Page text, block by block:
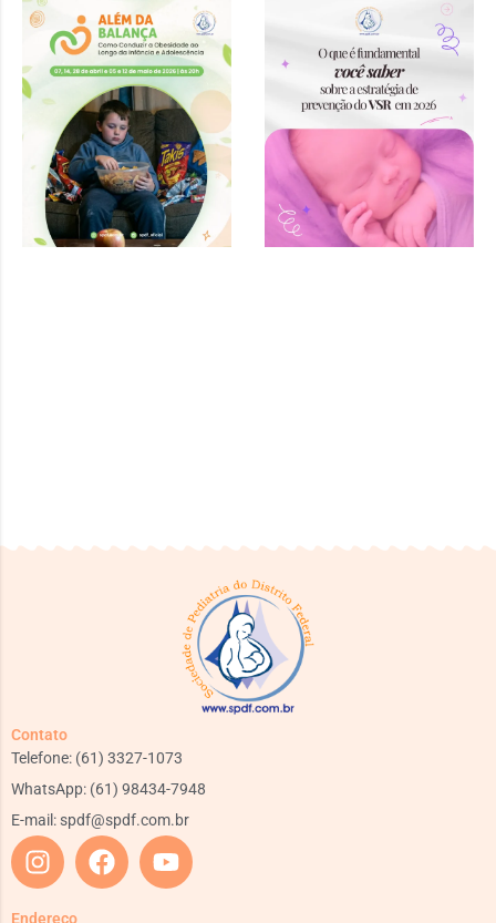
Conduzir a
Obesidade ao
Longo da
Infância e
Adolescência”
Contato
Telefone: (61) 3327-1073
WhatsApp: (61) 98434-7948
E-mail: spdf@spdf.com.br
Endereço